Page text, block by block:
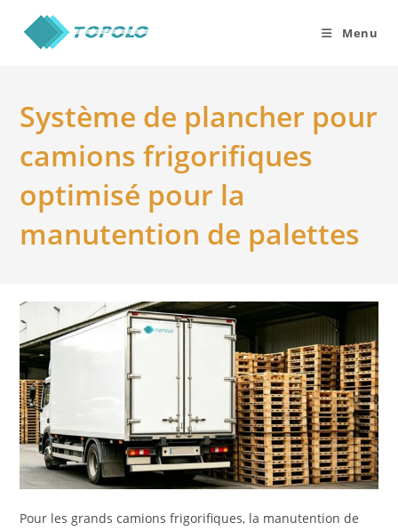
content
Menu
Système de plancher pour
camions frigorifiques
optimisé pour la
manutention de palettes
Pour les grands camions frigorifiques, la manutention de